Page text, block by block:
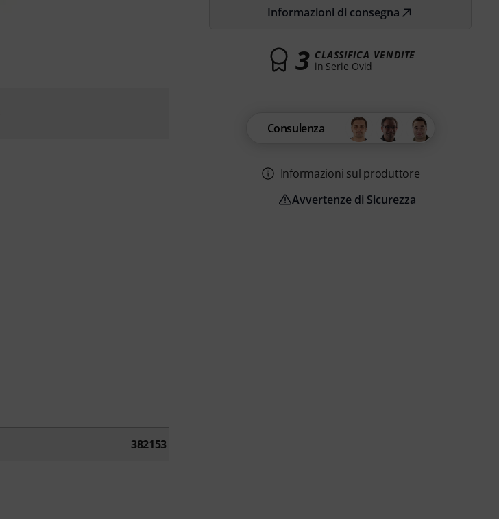
382153
Informazioni di consegna
3 CLASSIFICA VENDITE
in Serie Ovid
Consulenza
Informazioni sul produttore
Avvertenze di Sicurezza